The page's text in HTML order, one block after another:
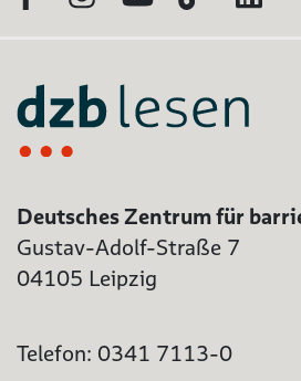
Deutsches Zentrum für
Gustav-Adolf-Straße 7
04105 Leipzig
Telefon: 0341 7113-0